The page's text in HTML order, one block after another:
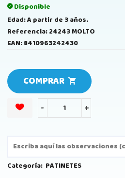
Disponible
Edad: A partir de 3 años.
Referencia: 24243 MOLTO
EAN: 8410963242430
COMPRAR
- +
Categoría: PATINETES